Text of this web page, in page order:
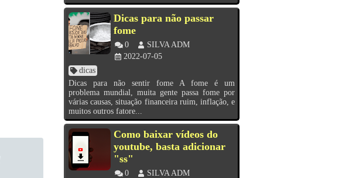
Dicas para não passar
fome
0
SILVA ADM
2022-07-05
dicas
Dicas para não sentir fome A fome é um
problema mundial, muita gente passa fome por
várias causas, situação financeira ruim, inflação, e
muitos outros fatore...
Como baixar vídeos do
youtube, basta adicionar
"ss"
0
SILVA ADM